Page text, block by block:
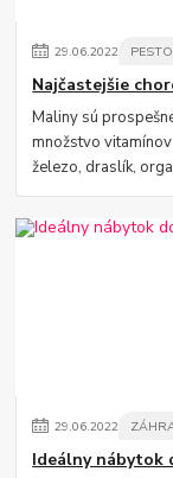
29.06.2022
Najčastejšie
Maliny sú
množstvo
železo, draslík,
29.06.2022
Ideálny nábytok